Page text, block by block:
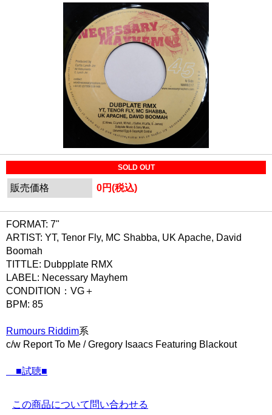
SOLD OUT
販売価格 0円(税込)
FORMAT: 7"
ARTIST: YT, Tenor Fly, MC Shabba, UK Apache, David
Boomah
TITTLE: Dubpplate RMX
LABEL: Necessary Mayhem
CONDITION：VG＋
BPM: 85
Rumours Riddim系
c/w Report To Me / Gregory Isaacs Featuring Blackout
■試聴■
この商品について問い合わせる